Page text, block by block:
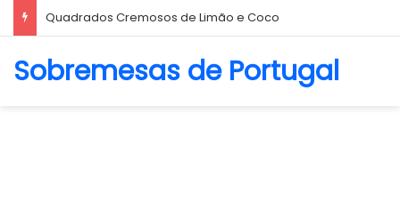
Quadrados Cremosos de Limão e Coco
Sobremesas de Portugal